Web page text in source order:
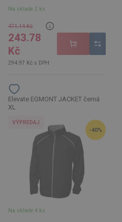
Na sklade 2 ks
471.14 Kč
243.78
Kč
294.97 Kč s DPH
Elevate EGMONT JACKET černá
XL
VÝPREDAJ
-40%
Na sklade 4 ks